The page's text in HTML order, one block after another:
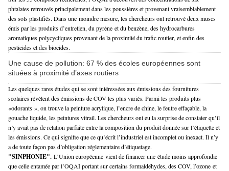
phtalates retrouvés principalement dans les poussières et provenant vraisemblablement
des sols plastifiés. Dans une moindre mesure, les chercheurs ont retrouvé deux muscs
émis par les produits d’entretien, du pyrène et du benzène, des hydrocarbures
aromatiques polycycliques provenant de la proximité du trafic routier, et enfin des
pesticides et des biocides.
Une cause de pollution: 67 % des écoles européennes sont
situées à proximité d’axes routiers
Les quelques rares études qui se sont intéressées aux émissions des fournitures
scolaires révèlent des émissions de COV les plus variés. Parmi les produits plus
«odorants », on trouve la peinture acrylique, l’encre de chine, le feutre effaçable, la
gouache liquide, les peintures vitrail. Les chercheurs ont eu la surprise de constater qu’il
n’y avait pas de relation parfaite entre la composition du produit donnée sur l’étiquette et
les émissions. Ce qui signifie que ce qu’écrit l’industriel est incomplet ou inexact. Il n’y
a de toute façon pas d’obligation réglementaire d’étiquetage.
"SINPHONIE". L’Union européenne vient de financer une étude moins approfondie
que celle entamée par l’OQAI portant sur certains formaldéhydes, des COV, l’ozone et